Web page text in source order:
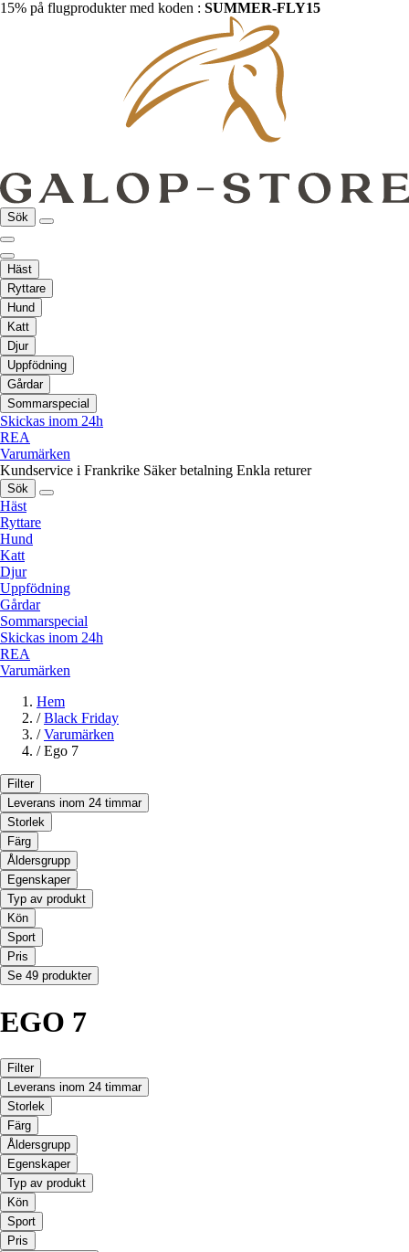
15% på flugprodukter med koden : SUMMER-FLY15
Sök
Häst
Ryttare
Hund
Katt
Djur
Uppfödning
Gårdar
Sommarspecial
Skickas inom 24h
REA
Varumärken
Kundservice i Frankrike Säker betalning Enkla returer
Sök
Häst
Ryttare
Hund
Katt
Djur
Uppfödning
Gårdar
Sommarspecial
Skickas inom 24h
REA
Varumärken
Hem
/ Black Friday
/ Varumärken
/ Ego 7
Filter
Leverans inom 24 timmar
Storlek
Färg
Åldersgrupp
Egenskaper
Typ av produkt
Kön
Sport
Pris
Se 49 produkter
EGO 7
Filter
Leverans inom 24 timmar
Storlek
Färg
Åldersgrupp
Egenskaper
Typ av produkt
Kön
Sport
Pris